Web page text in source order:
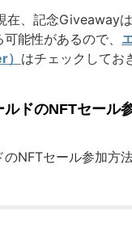
、記念Giveawayは
能性があるので、
はチェックしてお
ルドのNFTセール
のNFTセール参加方